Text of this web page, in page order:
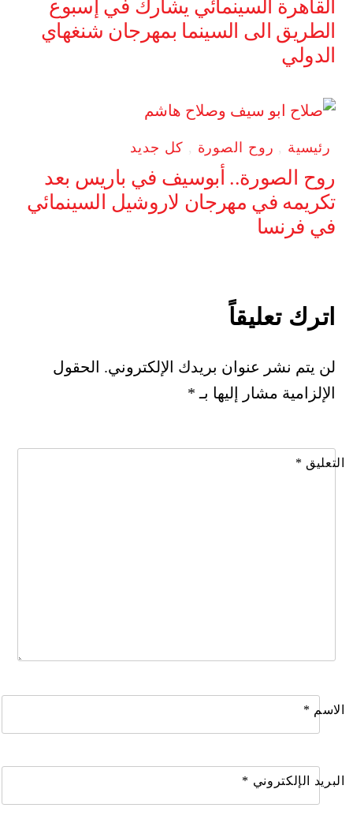
القاهرة السينمائي يشارك في إسبوع
الطريق الى السينما بمهرجان شنغهاي
الدولي
رئيسية روح الصورة كل جديد
روح الصورة.. أبوسيف في باريس بعد
تكريمه في مهرجان لاروشيل السينمائي
في فرنسا
اترك تعليقاً
لن يتم نشر عنوان بريدك الإلكتروني. الحقول
الإلزامية مشار إليها بـ *
التعليق *
الاسم *
البريد الإلكتروني *